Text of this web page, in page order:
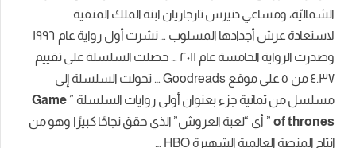
الشماليّة، ومساعيدنيرس تارجاريان ابنة الملك المنفية
لاستعادة عرش أجدادها المسلوب
… نشرت أول رواية عام ١٩٩٦
وصدرت الرواية الخامسة عام ٢٠١١ … حصلت السلسلة على تقييم
٤.٣٧ من ٥ على موقع Goodreads … تحولت السلسلة إلى
مسلسل من ثمانية جزء بعنوان أولى روايات السلسلة ” Game
of thrones ” أي “لعبة العروش” الذي حقق نجاحًا كبيرًا وهو من
إنتاج المنصة العالمية الشهيرة HBO …